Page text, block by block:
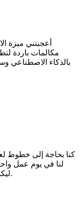
أعجبتني ميزة
مكالمات باردة
بالذكاء الاصطناعي
كنا بحاجة إلى خطوط
لنا في يوم عمل
ليكون فريقنا جاهزاً لتقديم الدعم دون أي تأخير.